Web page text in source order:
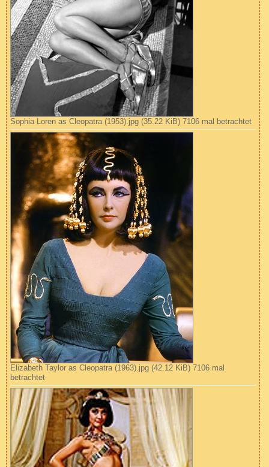
Sophia Loren as Cleopatra (1953).jpg (35.22 KiB) 7106 mal betrachtet
Elizabeth Taylor as Cleopatra (1963).jpg (42.12 KiB) 7106 mal
betrachtet